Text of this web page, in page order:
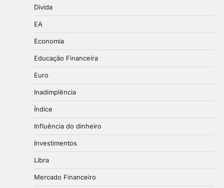
Dívida
EA
Economia
Educação Financeira
Euro
Inadimplência
Índice
Influência do dinheiro
Investimentos
Libra
Mercado Financeiro